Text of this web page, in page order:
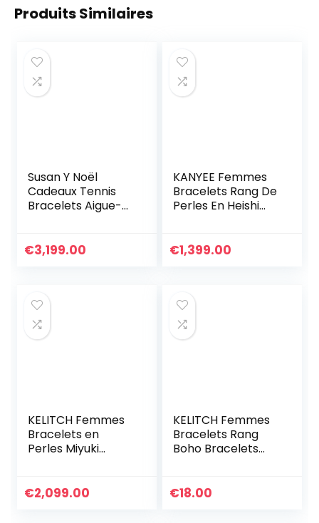
Produits Similaires
Susan Y Noël
Cadeaux Tennis
Bracelets Aigue-
Bracelet Bijoux
Personnalisé
Graduation
Cadeaux
€3,199.00
KANYEE Femmes
Bracelets Rang De
Perles En Heishi
Coquillage Doré
€1,399.00
KELITCH Femmes
Bracelets en
Perles Miyuki
Bracelets De Perle
€2,099.00
KELITCH Femmes
Bracelets Rang
Boho Bracelets
D’été Plage
€18.00